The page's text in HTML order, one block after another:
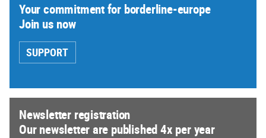
Your commitment for borderline-europe
Join us now
SUPPORT
Newsletter registration
Our newsletter are published 4x per year